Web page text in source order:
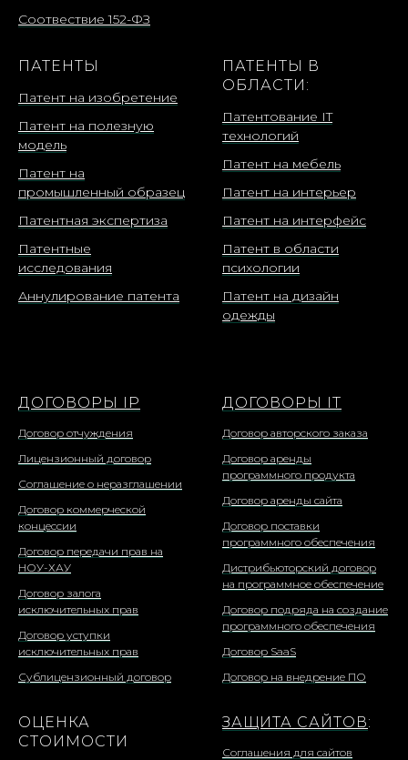
Соотвествие 152-ФЗ
ПАТЕНТЫ
Патент на изобретение
Патент на полезную
модель
Патент на
промышленный образец
Патентная экспертиза
Патентные
исследования
Аннулирование патента
ПАТЕНТЫ В
ОБЛАСТИ:
Патентование IT
технологий
Патент на мебель
Патент на интерьер
Патент на интерфейс
Патент в области
психологии
Патент на дизайн
одежды
ДОГОВОРЫ IP
Договор отчуждения
Лицензионный договор
Соглашение о неразглашении
Договор коммерческой
концессии
Договор передачи прав на
НОУ-ХАУ
Договор залога
исключительных прав
Договор уступки
исключительных прав
Сублицензионный договор
ДОГОВОРЫ IT
Договор авторского заказа
Договор аренды
программного продукта
Договор аренды сайта
Договор поставки
программного обеспечения
Дистрибьюторский договор
на программное обеспечение
Договор подряда на создание
программного обеспечения
Договор SaaS
Договор на внедрение ПО
ОЦЕНКА
СТОИМОСТИ
ЗАЩИТА САЙТОВ:
Соглашения для сайтов